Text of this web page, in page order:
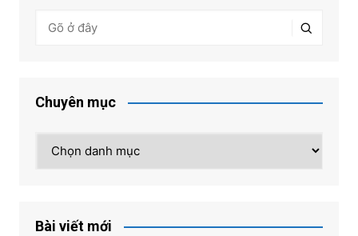
Chuyên mục
mục
Bài viết mới